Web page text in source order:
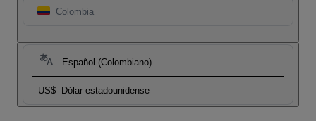
Colombia
Español (Colombiano)
US$ Dólar estadounidense